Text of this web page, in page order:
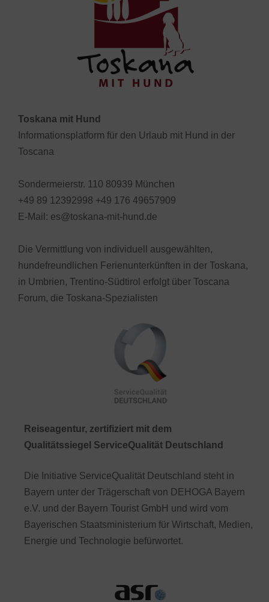
Toskana mit Hund
Informationsplatform für den Urlaub mit Hund in der
Toscana
Sondermeierstr. 110 80939 München
+49 89 12392998 +49 176 49657909
E-Mail: es@toskana-mit-hund.de
Die Vermittlung von individuell ausgewählten,
hundefreundlichen Ferienunterkünften in der Toskana,
in Umbrien, Trentino-Südtirol erfolgt über Toscana
Forum, die Toskana-Spezialisten
Reiseagentur, zertifiziert mit dem
Qualitätssiegel ServiceQualität Deutschland
Die Initiative ServiceQualität Deutschland steht in
Bayern unter der Trägerschaft von DEHOGA Bayern
e.V. und der Bayern Tourist GmbH und wird vom
Bayerischen Staatsministerium für Wirtschaft, Medien,
Energie und Technologie befürwortet.